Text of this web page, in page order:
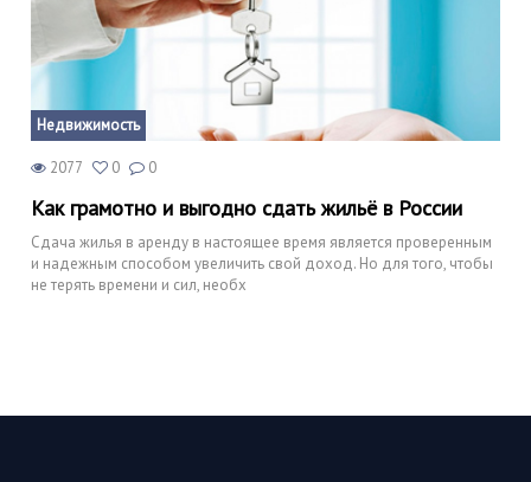
Недвижимость
2077 0 0
Как грамотно и выгодно сдать жильё в России
Сдача жилья в аренду в настоящее время является проверенным
и надежным способом увеличить свой доход. Но для того, чтобы
не терять времени и сил, необх